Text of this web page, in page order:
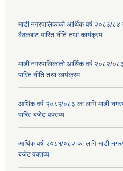
माडी नगरपालिकाको आर्थिक वर्ष २०८३/
बैठकबाट पारित नीति तथा कार्यक्रम
माडी नगरपालिकाको आर्थिक वर्ष २०८२/
पारित नीति तथा कार्यक्रम
आर्थिक वर्ष २०८२/०८३ का लागि माडी
पारित बजेट वक्तव्य
आर्थिक वर्ष २०८१/०८२ का लागि माडी
बजेट वक्तव्य